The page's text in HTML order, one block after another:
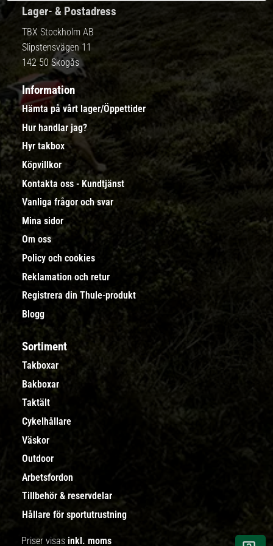
Lager- & Postadress
TBX Stockholm AB
Slipstensvägen 11
142 50 Skogås
Information
Hämta på vårt lager/Öppettider
Hur handlar jag?
Hyr takbox
Köpvillkor
Kontakta oss - Kundtjänst
Vanliga frågor och svar
Mina sidor
Om oss
Policy och cookies
Reklamation och retur
Registrera din Thule-produkt
Blogg
Sortiment
Takboxar
Bakboxar
Taktält
Cykelhållare
Väskor
Outdoor
Arbetsfordon
Tillbehör & reservdelar
Hållare för sportutrustning
Priser visas inkl. moms